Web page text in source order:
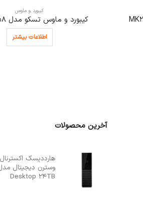
کیبورد و ماوس
کیبورد و ماوس تسکو مدل TKM 8058
اطلاعات بیشتر
آخرین محصولات
Desktop 24TB